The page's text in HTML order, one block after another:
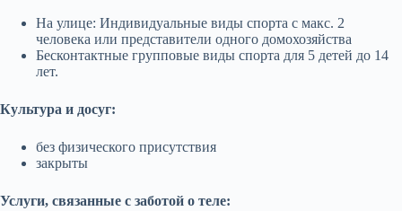
На улице: Индивидуальные виды спорта с макс. 2
человека или представители одного домохозяйства
Бесконтактные групповые виды спорта для 5 детей до 14
лет.
Культура и досуг:
без физического присутствия
закрыты
Услуги, связанные с заботой о теле: